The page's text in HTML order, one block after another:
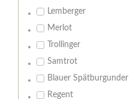
Lemberger
Merlot
Trollinger
Samtrot
Blauer Spätburgunder
Regent